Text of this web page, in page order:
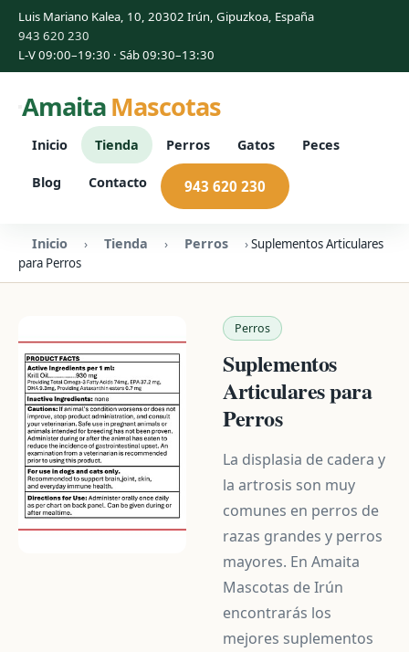
Luis Mariano Kalea, 10, 20302 Irún, Gipuzkoa, España
943 620 230
L-V 09:00–19:30 · Sáb 09:30–13:30
AmaitaMascotas
Inicio Tienda Perros Gatos Peces
Blog Contacto 943 620 230
Inicio › Tienda › Perros ›Suplementos Articulares
para Perros
Perros
Suplementos
Articulares para
Perros
La displasia de cadera y
la artrosis son muy
comunes en perros de
razas grandes y perros
mayores. En Amaita
Mascotas de Irún
encontrarás los
mejores suplementos